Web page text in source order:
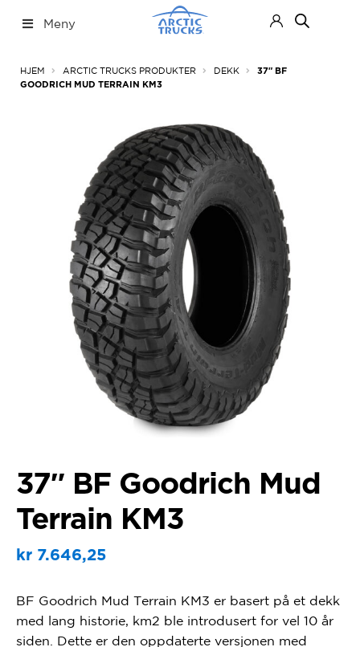
til
til
Meny
HJEM ARCTIC TRUCKS PRODUKTER DEKK
37″ BF
GOODRICH MUD TERRAIN KM3
37″ BF Goodrich Mud
Terrain KM3
kr7.646,25
BF Goodrich Mud Terrain KM3 er basert på et dekk
med lang historie, km2 ble introdusert for vel 10 år
siden. Dette er den oppdaterte versjonen med